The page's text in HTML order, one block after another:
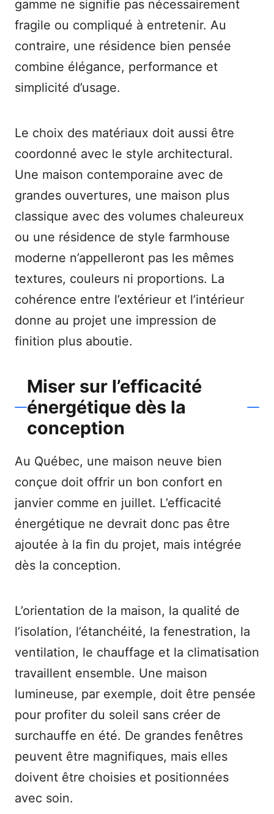
gamme ne signifie pas nécessairement
fragile ou compliqué à entretenir. Au
contraire, une résidence bien pensée
combine élégance, performance et
simplicité d’usage.
Le choix des matériaux doit aussi être
coordonné avec le style architectural.
Une maison contemporaine avec de
grandes ouvertures, une maison plus
classique avec des volumes chaleureux
ou une résidence de style farmhouse
moderne n’appelleront pas les mêmes
textures, couleurs ni proportions. La
cohérence entre l’extérieur et l’intérieur
donne au projet une impression de
finition plus aboutie.
Miser sur l’efficacité
énergétique dès la
conception
Au Québec, une maison neuve bien
conçue doit offrir un bon confort en
janvier comme en juillet. L’efficacité
énergétique ne devrait donc pas être
ajoutée à la fin du projet, mais intégrée
dès la conception.
L’orientation de la maison, la qualité de
l’isolation, l’étanchéité, la fenestration, la
ventilation, le chauffage et la climatisation
travaillent ensemble. Une maison
lumineuse, par exemple, doit être pensée
pour profiter du soleil sans créer de
surchauffe en été. De grandes fenêtres
peuvent être magnifiques, mais elles
doivent être choisies et positionnées
avec soin.